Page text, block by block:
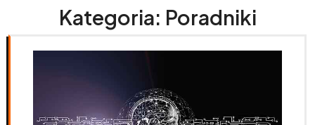
Kategoria: Poradniki